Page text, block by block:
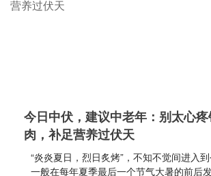
今日中伏，建议中老年：别太心
肉，补足营养过伏天
“炎炎夏日，烈日炙烤”，不知不觉间进入
一般在每年夏季最后一个节气大暑的前后